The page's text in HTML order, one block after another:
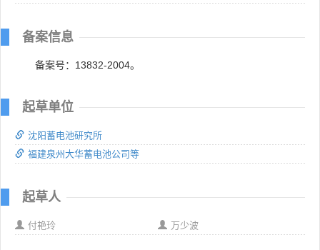
备案信息
备案号：13832-2004。
起草单位
沈阳蓄电池研究所
福建泉州大华蓄电池公司等
起草人
付艳玲 万少波